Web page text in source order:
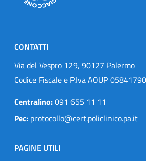
CONTATTI
Via del Vespro 129, 90127 Palermo
Codice Fiscale e P.Iva AOUP
Centralino:091 655 11 11
Pec: protocollo@cert.policlinico.pa.it
PAGINE UTILI